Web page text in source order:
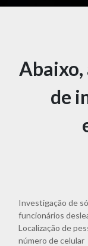
Abaixo,
de
Investigação de
funcionários
Localização de
número de celular